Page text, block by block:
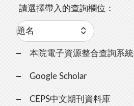
請選擇帶入的查詢欄位：
本院電子資源整合查詢系統
Google Scholar
CEPS中文期刊資料庫